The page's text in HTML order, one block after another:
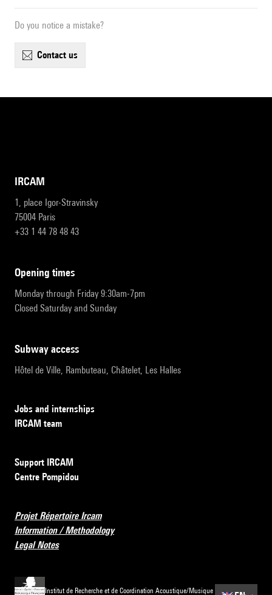
Do you notice a mistake?
contact us
IRCAM
1, place Igor-Stravinsky
75004 Paris
+33 1 44 78 48 43
opening times
Monday through Friday 9:30am-7pm
Closed Saturday and Sunday
subway access
Hôtel de Ville, Rambuteau, Châtelet, Les Halles
Jobs and internships
IRCAM team
Support IRCAM
Centre Pompidou
Projet Répertoire Ircam
Information / Methodology
Legal Notes
Institut de Recherche et de Coordination Acoustique/Musique